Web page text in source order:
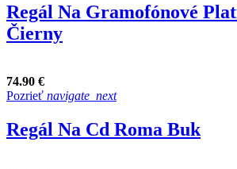
Regál Na Gramofónové
Čierny
74.90 €
Pozrieť navigate_next
Regál Na Cd Roma Buk